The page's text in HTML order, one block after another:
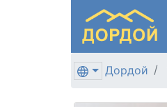
Дордой